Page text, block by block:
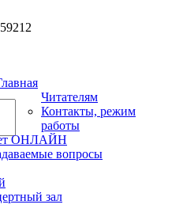
Читателям
Контакты, режим
работы
ОНЛАЙН
вопросы
зал